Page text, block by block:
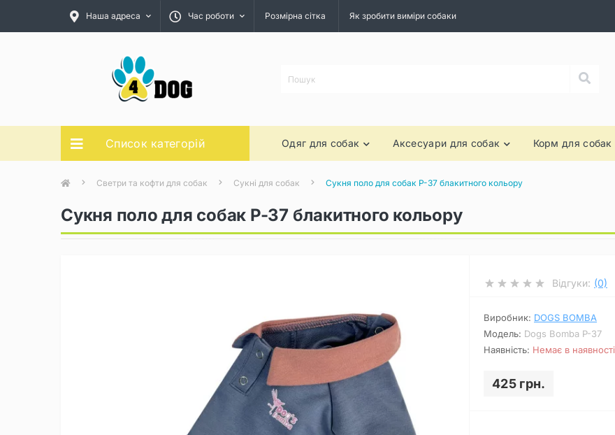
Наша адреса Час роботи Розмірна сітка Як зробити виміри собаки
Список категорій Одяг для собак Аксесуари для собак Корм для собак
Светри та кофти для собак Сукні для собак Сукня поло для собак P-37 блакитного кольору
Сукня поло для собак P-37 блакитного кольору
Відгуки: (0)
Виробник: DOGS BOMBA
Модель: Dogs Bomba P-37
Наявність: Немає в наявності
425 грн.